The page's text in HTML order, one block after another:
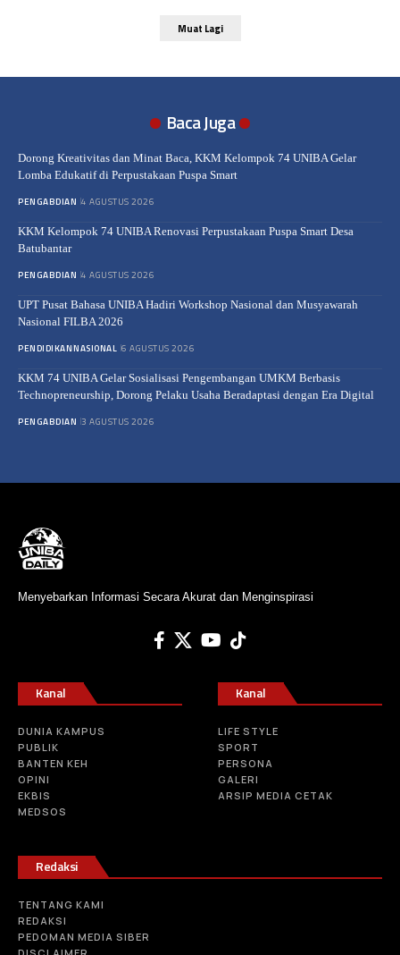
Muat Lagi
Baca Juga
Dorong Kreativitas dan Minat Baca, KKM Kelompok 74 UNIBA Gelar
Lomba Edukatif di Perpustakaan Puspa Smart
PENGABDIAN 4 AGUSTUS 2026
KKM Kelompok 74 UNIBA Renovasi Perpustakaan Puspa Smart Desa
Batubantar
PENGABDIAN 4 AGUSTUS 2026
UPT Pusat Bahasa UNIBA Hadiri Workshop Nasional dan Musyawarah
Nasional FILBA 2026
PENDIDIKANNASIONAL 6 AGUSTUS 2026
KKM 74 UNIBA Gelar Sosialisasi Pengembangan UMKM Berbasis
Technopreneurship, Dorong Pelaku Usaha Beradaptasi dengan Era Digital
PENGABDIAN 3 AGUSTUS 2026
Menyebarkan Informasi Secara Akurat dan Menginspirasi
Kanal
DUNIA KAMPUS
PUBLIK
BANTEN KEH
OPINI
EKBIS
MEDSOS
Kanal
LIFE STYLE
SPORT
PERSONA
GALERI
ARSIP MEDIA CETAK
Redaksi
TENTANG KAMI
REDAKSI
PEDOMAN MEDIA SIBER